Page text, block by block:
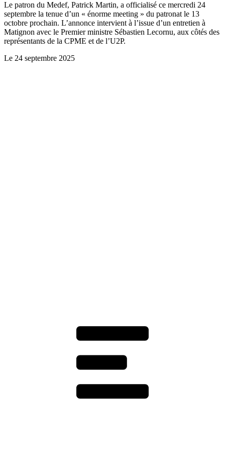
Le patron du Medef, Patrick Martin, a officialisé ce mercredi 24
septembre la tenue d’un « énorme meeting » du patronat le 13
octobre prochain. L’annonce intervient à l’issue d’un entretien à
Matignon avec le Premier ministre Sébastien Lecornu, aux côtés des
représentants de la CPME et de l’U2P.
Le 24 septembre 2025